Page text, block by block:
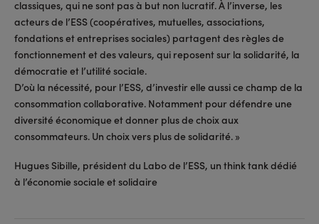
classiques, qui ne sont pas à but non lucratif. À l’inverse, les
acteurs de l’ESS (coopératives, mutuelles, associations,
fondations et entreprises sociales) partagent des règles de
fonctionnement et des valeurs, qui reposent sur la solidarité, la
démocratie et l’utilité sociale.
D’où la nécessité, pour l’ESS, d’investir elle aussi ce champ de la
consommation collaborative. Notamment pour défendre une
diversité économique et donner plus de choix aux
consommateurs. Un choix vers plus de solidarité. »
Hugues Sibille, président du Labo de l’ESS, un think tank dédié
à l’économie sociale et solidaire